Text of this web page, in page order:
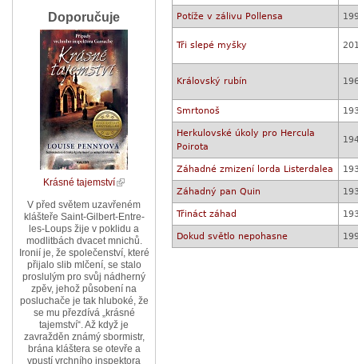
Potíže v zálivu Pollensa
Tři slepé myšky
Královský rubín
Smrtonoš
Herkulovské úkoly pro Hercula
Poirota
Záhadné zmizení lorda Listerdalea
Záhadný pan Quin
Třináct záhad
Dokud světlo nepohasne
Doporučuje
Krásné tajemství
V před světem uzavřeném
klášteře Saint-Gilbert-Entre-
les-Loups žije v poklidu a
modlitbách dvacet mnichů.
Ironií je, že společenství, které
přijalo slib mlčení, se stalo
proslulým pro svůj nádherný
zpěv, jehož působení na
posluchače je tak hluboké, že
se mu přezdívá „krásné
tajemství“. Až když je
zavražděn známý sbormistr,
brána kláštera se otevře a
vpustí vrchního inspektora